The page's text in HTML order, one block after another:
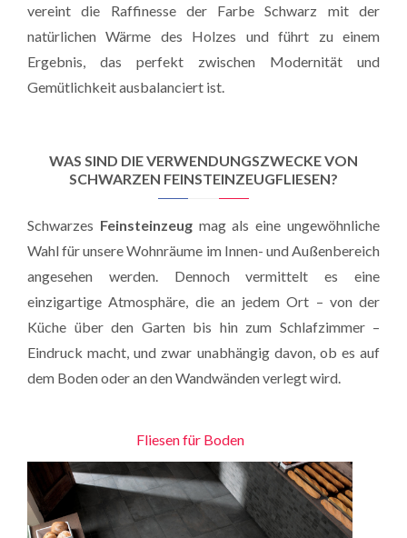
vereint die Raffinesse der Farbe Schwarz mit der
natürlichen Wärme des Holzes und führt zu einem
Ergebnis, das perfekt zwischen Modernität und
Gemütlichkeit ausbalanciert ist.
WAS SIND DIE VERWENDUNGSZWECKE VON
SCHWARZEN FEINSTEINZEUGFLIESEN?
Schwarzes Feinsteinzeugmag als eine ungewöhnliche
Wahl für unsere Wohnräume im Innen- und Außenbereich
angesehen werden. Dennoch vermittelt es eine
einzigartige Atmosphäre, die an jedem Ort – von der
Küche über den Garten bis hin zum Schlafzimmer –
Eindruck macht, und zwar unabhängig davon, ob es auf
dem Boden oder an den Wandwänden verlegt wird.
Fliesen für Boden